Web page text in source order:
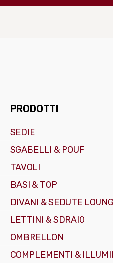
PRODOTTI
SEDIE
SGABELLI & POUF
TAVOLI
BASI & TOP
DIVANI & SEDUTE
LETTINI & SDRAIO
OMBRELLONI
COMPLEMENTI &